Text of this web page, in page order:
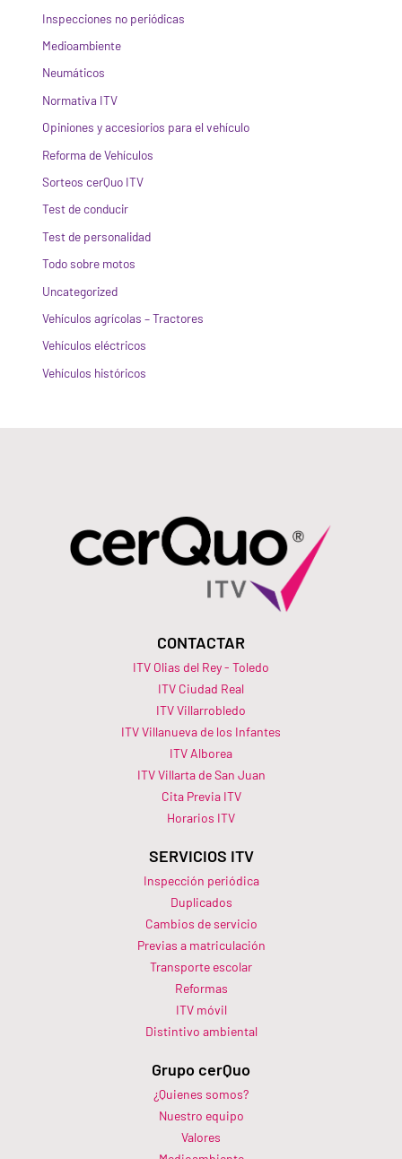
Inspecciones no periódicas
Medioambiente
Neumáticos
Normativa ITV
Opiniones y accesiorios para el vehículo
Reforma de Vehículos
Sorteos cerQuo ITV
Test de conducir
Test de personalidad
Todo sobre motos
Uncategorized
Vehículos agrícolas – Tractores
Vehículos eléctricos
Vehículos históricos
CONTACTAR
ITV Olias del Rey - Toledo
ITV Ciudad Real
ITV Villarrobledo
ITV Villanueva de los Infantes
ITV Alborea
ITV Villarta de San Juan
Cita Previa ITV
Horarios ITV​
SERVICIOS ITV
Inspección periódica
Duplicados
Cambios de servicio
Previas a matriculación
Transporte escolar
Reformas
ITV móvil
Distintivo ambiental
Grupo cerQuo
¿Quienes somos?
Nuestro equipo
Valores